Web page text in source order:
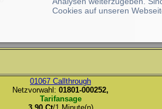
01067 Callthrough
Netzvorwahl: 01801-000252,
Tarifansage
Cookies auf unseren